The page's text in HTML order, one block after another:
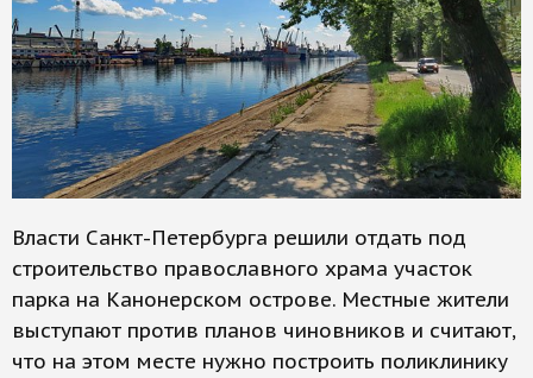
Власти Санкт-Петербурга решили отдать под
строительство православного храма участок
парка на Канонерском острове. Местные жители
выступают против планов чиновников и считают,
что на этом месте нужно построить поликлинику